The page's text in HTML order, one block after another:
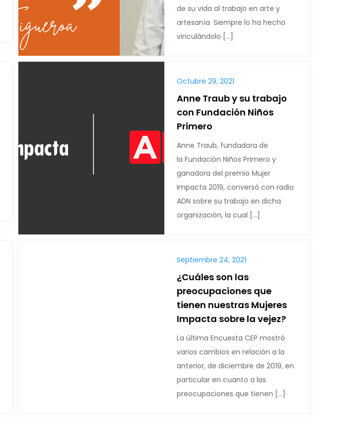
de su vida al trabajo en arte y
artesanía. Siempre lo ha hecho
vinculándolo […]
Octubre 29, 2021
Anne Traub y su trabajo
con Fundación Niños
Primero
Anne Traub, fundadora de
la Fundación Niños Primero y
ganadora del premio Mujer
Impacta 2019, conversó con radio
ADN sobre su trabajo en dicha
organización, la cual […]
Septiembre 24, 2021
¿Cuáles son las
preocupaciones que
tienen nuestras Mujeres
Impacta sobre la vejez?
La última Encuesta CEP mostró
varios cambios en relación a la
anterior, de diciembre de 2019, en
particular en cuanto a las
preocupaciones que tienen […]